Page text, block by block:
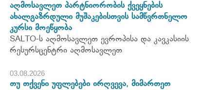
აღმოსავლეთ პარტნიორობის ქვეყნების
ახალგაზრდული მუშაკებისთვის სამწვრთნელო
კურსი მოეწყობა
SALTO-ს აღმოსავლეთ ევროპისა და კავკასიის
რესურსცენტრი აღმოსავლეთ
03.08.2026
თუ თქვენი უფლებები ირღვევა, მიმართეთ